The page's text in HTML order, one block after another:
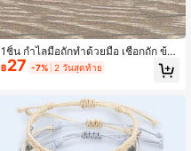
1ชิ้น กำไลมือถักทำด้วยมือ เชือกถัก ข้อ
มือสำหรับผู้ชาย เหมาะสำหรับชายหาด
การเล่นซัร์ฟ และการเดินทาง
฿27 -7% 2 วันสุดท้าย